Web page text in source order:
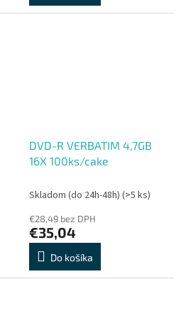
DVD-R VERBATIM 4,7GB
16X 100ks/cake
Skladom (do 24h-48h) (>5 ks)
€28,49 bez DPH
€35,04
Do košíka